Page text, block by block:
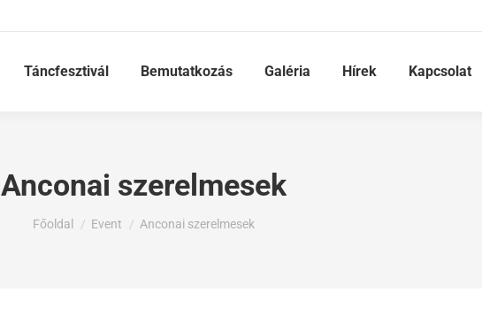
Táncfesztivál Bemutatkozás Galéria Hírek Kapcsolat
Anconai szerelmesek
Ön itt van:
Főoldal Event Anconai szerelmesek